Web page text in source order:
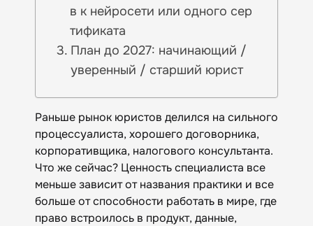
в к нейросети или одного сер
тификата
План до 2027: начинающий /
уверенный / старший юрист
Раньше рынок юристов делился на сильного
процессуалиста, хорошего договорника,
корпоративщика, налогового консультанта.
Что же сейчас? Ценность специалиста все
меньше зависит от названия практики и все
больше от способности работать в мире, где
право встроилось в продукт, данные,